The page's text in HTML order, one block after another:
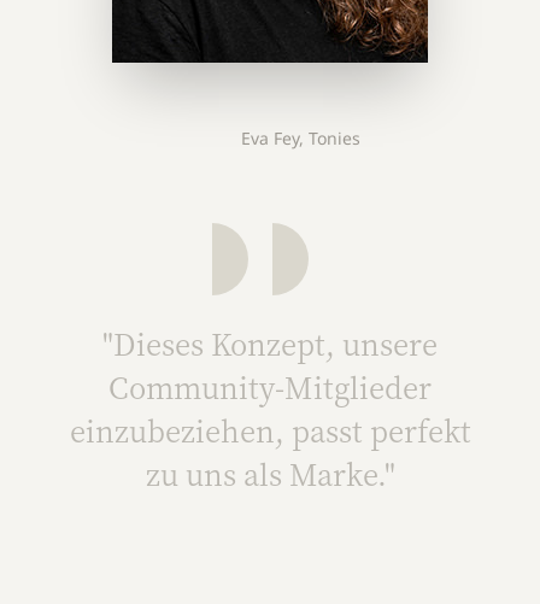
Eva Fey, Tonies
"Dieses Konzept, unsere
Community-Mitglieder
einzubeziehen, passt perfekt
zu uns als Marke."